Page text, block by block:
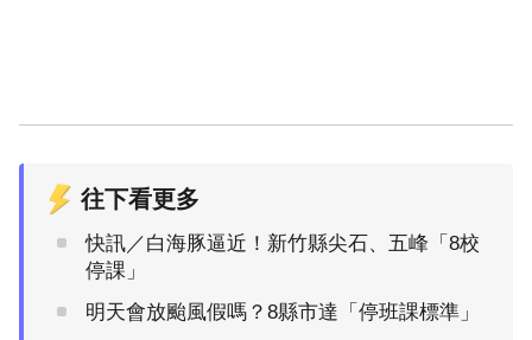
往下看更多
快訊／白海豚逼近！新竹縣尖石、五峰「8校
停課」
明天會放颱風假嗎？8縣市達「停班課標準」